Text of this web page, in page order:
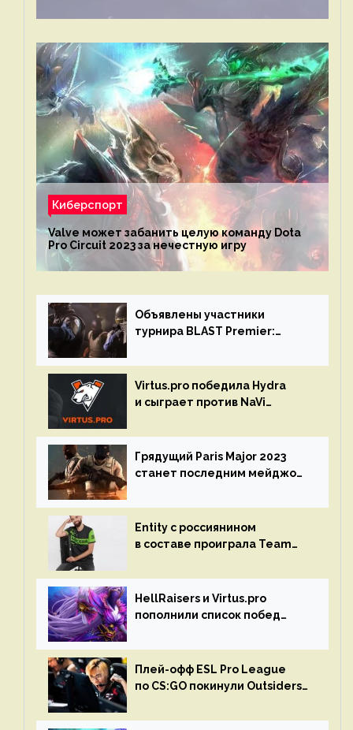
Киберспорт
Valve может забанить целую команду Dota
Pro Circuit 2023 за нечестную игру
Объявлены участники
турнира BLAST Premier:
Virtus.pro победила Hydra
и сыграет против NaVi
Грядущий Paris Major 2023
станет последним мейджор-
Entity с россиянином
в составе проиграла Team
HellRaisers и Virtus.pro
пополнили список побед
Плей-офф ESL Pro League
по CS:GO покинули Outsiders